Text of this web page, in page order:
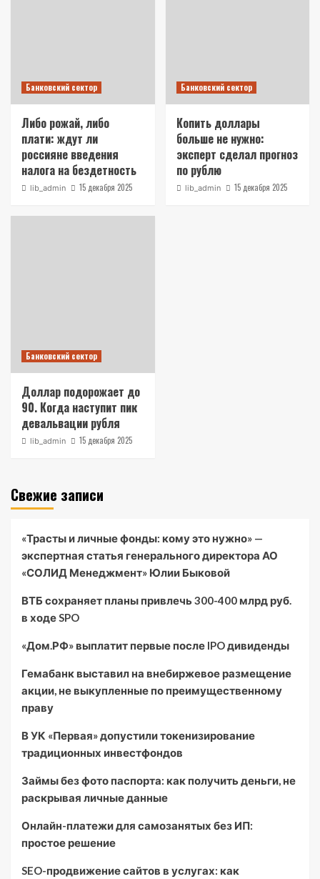
Банковский сектор
Либо рожай, либо
плати: ждут ли
россияне введения
налога на бездетность
lib_admin 15 декабря 2025
Банковский сектор
Копить доллары
больше не нужно:
эксперт сделал прогноз
по рублю
lib_admin 15 декабря 2025
Банковский сектор
Доллар подорожает до
90. Когда наступит пик
девальвации рубля
lib_admin 15 декабря 2025
Свежие записи
«Трасты и личные фонды: кому это нужно» —
экспертная статья генерального директора АО
«СОЛИД Менеджмент» Юлии Быковой
ВТБ сохраняет планы привлечь 300-400 млрд руб.
в ходе SPO
«Дом.РФ» выплатит первые после IPO дивиденды
Гемабанк выставил на внебиржевое размещение
акции, не выкупленные по преимущественному
праву
В УК «Первая» допустили токенизирование
традиционных инвестфондов
Займы без фото паспорта: как получить деньги, не
раскрывая личные данные
Онлайн-платежи для самозанятых без ИП:
простое решение
SEO-продвижение сайтов в услугах: как